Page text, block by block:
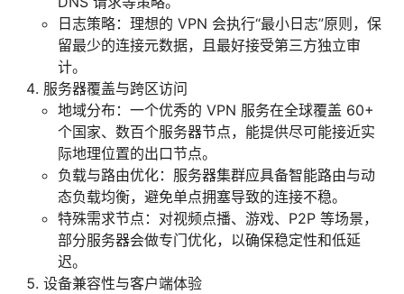
日志策略：理想的 VPN 会执行“最小日志”原则，保
留最少的连接元数据，且最好接受第三方独立审
计。
服务器覆盖与跨区访问
地域分布：一个优秀的 VPN 服务在全球覆盖 60+
个国家、数百个服务器节点，能提供尽可能接近实
际地理位置的出口节点。
负载与路由优化：服务器集群应具备智能路由与动
态负载均衡，避免单点拥塞导致的连接不稳。
特殊需求节点：对视频点播、游戏、P2P 等场景，
部分服务器会做专门优化，以确保稳定性和低延
迟。
设备兼容性与客户端体验